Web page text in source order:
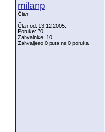
milanp
Član
Član od: 13.12.2005.
Poruke: 70
Zahvalnice: 10
Zahvaljeno 0 puta na 0 poruka